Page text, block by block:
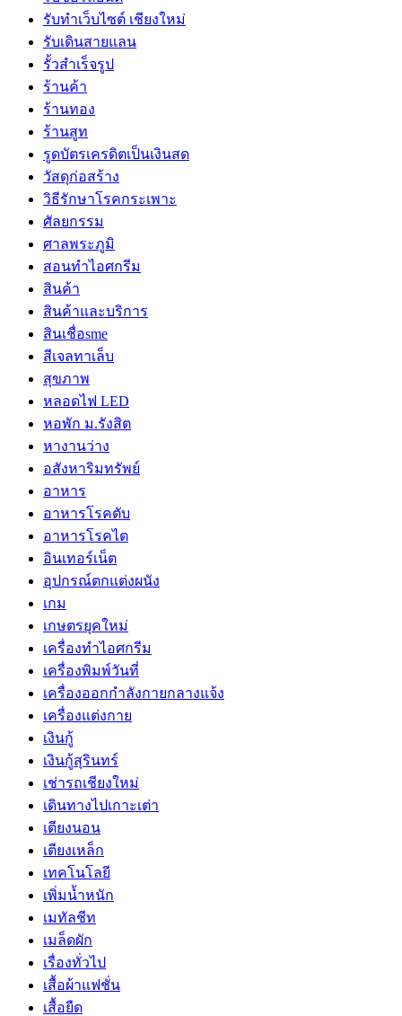
รับทำเว็บไซต์ เชียงใหม่
รับเดินสายแลน
รั้วสำเร็จรูป
ร้านค้า
ร้านทอง
ร้านสูท
รูดบัตรเครดิตเป็นเงินสด
วัสดุก่อสร้าง
วิธีรักษาโรคกระเพาะ
ศัลยกรรม
ศาลพระภูมิ
สอนทำไอศกรีม
สินค้า
สินค้าและบริการ
สินเชื่อsme
สีเจลทาเล็บ
สุขภาพ
หลอดไฟ LED
หอพัก ม.รังสิต
หางานว่าง
อสังหาริมทรัพย์
อาหาร
อาหารโรคตับ
อาหารโรคไต
อินเทอร์เน็ต
อุปกรณ์ตกแต่งผนัง
เกม
เกษตรยุคใหม่
เครื่องทำไอศกรีม
เครื่องพิมพ์วันที่
เครื่องออกกำลังกายกลางแจ้ง
เครื่องแต่งกาย
เงินกู้
เงินกู้สุรินทร์
เช่ารถเชียงใหม่
เดินทางไปเกาะเต่า
เตียงนอน
เตียงเหล็ก
เทคโนโลยี
เพิ่มน้ำหนัก
เมทัลชีท
เมล็ดผัก
เรื่องทั่วไป
เสื้อผ้าแฟชั่น
เสื้อยืด